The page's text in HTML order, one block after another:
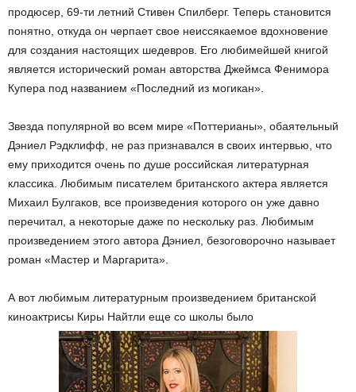
продюсер, 69-ти летний Стивен Спилберг. Теперь становится
понятно, откуда он черпает свое неиссякаемое вдохновение
для создания настоящих шедевров. Его любимейшей книгой
является исторический роман авторства Джеймса Фенимора
Купера под названием «Последний из могикан».
Звезда популярной во всем мире «Поттерианы», обаятельный
Дэниел Рэдклифф, не раз признавался в своих интервью, что
ему приходится очень по душе российская литературная
классика. Любимым писателем британского актера является
Михаил Булгаков, все произведения которого он уже давно
перечитал, а некоторые даже по нескольку раз. Любимым
произведением этого автора Дэниел, безоговорочно называет
роман «Мастер и Маргарита».
А вот любимым литературным произведением британской
киноактрисы Киры Найтли еще со школы было